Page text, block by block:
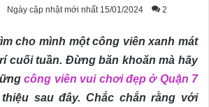
Ngày cập nhật mới nhất 15/01/2024 2
cho mình một công viên xanh mát
cuối tuần. Đừng băn khoăn mà hãy
công viên vui chơi đẹp ở Quận 7
sau đây. Chắc chắn rằng với